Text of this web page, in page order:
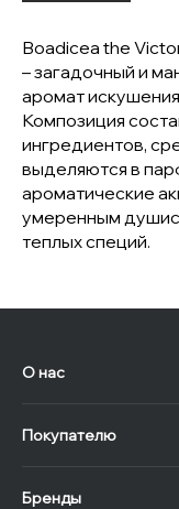
Boadicea the
– загадочный и
аромат
Композиция
ингредиентов,
выделяются в
ароматические
умеренным
теплых специй.
О нас
Покупателю
Бренды